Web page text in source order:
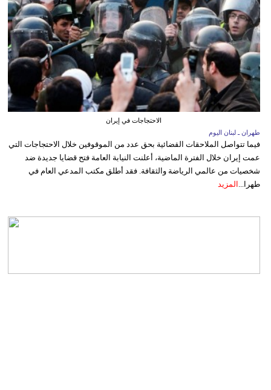
الاحتجاجات في إيران
طهران ـ لبنان اليوم
فيما تتواصل الملاحقات القضائية بحق عدد من الموقوفين خلال الاحتجاجات التي
عمت إيران خلال الفترة الماضية، أعلنت النيابة العامة فتح قضايا جديدة ضد
شخصيات من عالمي الرياضة والثقافة. فقد أطلق مكتب المدعي العام في
طهرا... المزيد